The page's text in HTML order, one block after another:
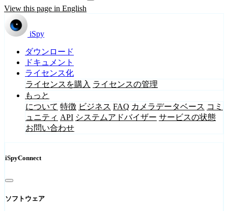
View this page in English
iSpy
ダウンロード
ドキュメント
ライセンス化
ライセンスを購入 ライセンスの管理
もっと
について 特徴 ビジネス FAQ カメラデータベース コミ
ュニティ API システムアドバイザー サービスの状態
お問い合わせ
iSpyConnect
ソフトウェア